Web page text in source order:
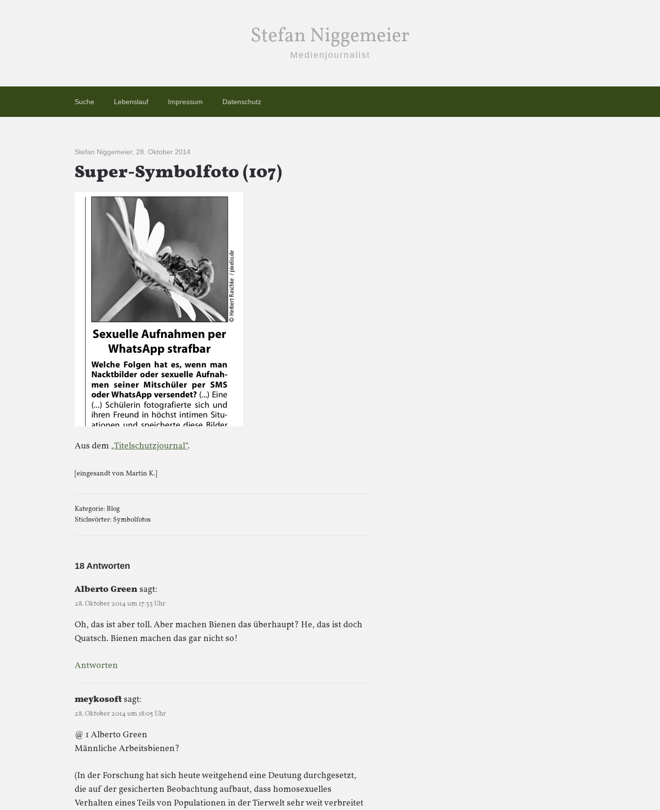
Stefan Niggemeier
Medienjournalist
Suche Lebenslauf Impressum Datenschutz
Stefan Niggemeier, 28. Oktober 2014
Super-Symbolfoto (107)
Aus dem „Titelschutzjournal“.
[eingesandt von Martin K.]
Kategorie:Blog
Stichwörter: Symbolfotos
18 Antworten
Alberto Greensagt:
28. Oktober 2014 um 17:33 Uhr
Oh, das ist aber toll. Aber machen Bienen das überhaupt? He, das ist doch
Quatsch. Bienen machen das gar nicht so!
Antworten
meykosoftsagt:
28. Oktober 2014 um 18:05 Uhr
@ 1 Alberto Green
Männliche Arbeitsbienen?
(In der Forschung hat sich heute weitgehend eine Deutung durchgesetzt,
die auf der gesicherten Beobachtung aufbaut, dass homosexuelles
Verhalten eines Teils von Populationen in der Tierwelt sehr weit verbreitet